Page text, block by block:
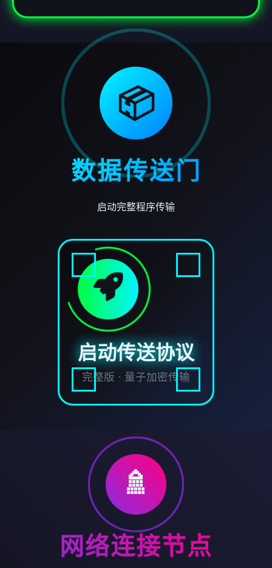
📦
数据传送门
启动完整程序传输
启动传送协议
完整版 · 量子加密传输
🚿
网络连接节点